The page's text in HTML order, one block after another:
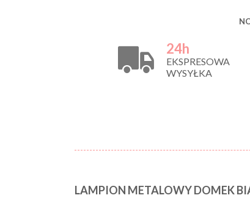
24h
EKSPRESOWA
WYSYŁKA
Nazwa:
LAMPION METALOWY DOMEK